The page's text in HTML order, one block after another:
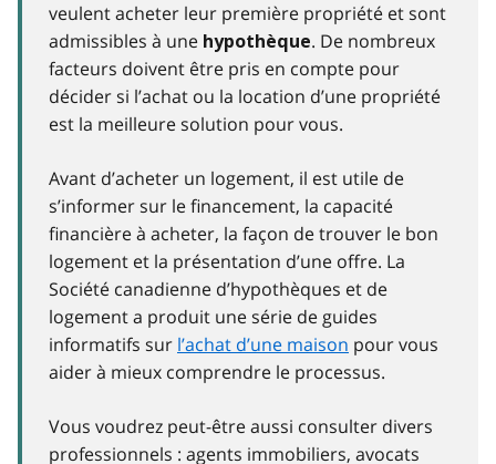
veulent acheter leur première propriété et sont
admissibles à une hypothèque. De nombreux
facteurs doivent être pris en compte pour
décider si l’achat ou la location d’une propriété
est la meilleure solution pour vous.
Avant d’acheter un logement, il est utile de
s’informer sur le financement, la capacité
financière à acheter, la façon de trouver le bon
logement et la présentation d’une offre. La
Société canadienne d’hypothèques et de
logement a produit une série de guides
informatifs sur l’achat d’une maison pour vous
aider à mieux comprendre le processus.
Vous voudrez peut-être aussi consulter divers
professionnels : agents immobiliers, avocats